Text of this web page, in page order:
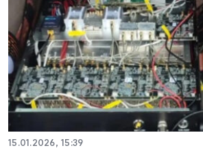
15.01.2026, 15:39